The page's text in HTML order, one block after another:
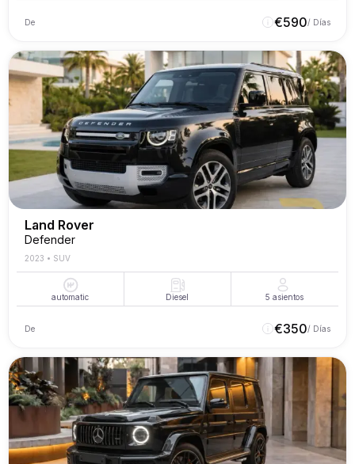
De €590/ Días
Land Rover
Defender
2023 • SUV
automatic Diesel 5 asientos
De €350/ Días